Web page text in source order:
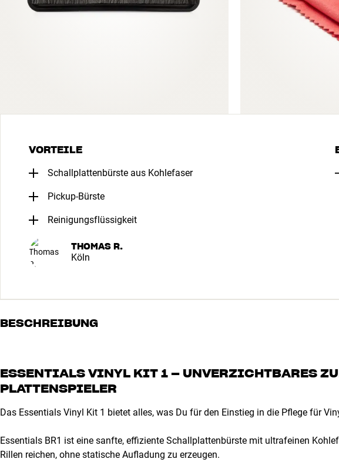
VORTEILE
Schallplattenbürste aus Kohlefaser
Pickup-Bürste
Reinigungsflüssigkeit
THOMAS R.
Köln
BESCHREIBUNG
ESSENTIALS VINYL KIT 1 – UNVERZICHTBARES
PLATTENSPIELER
Das Essentials Vinyl Kit 1 bietet alles, was Du für den Einstieg in die Pflege für
Essentials BR1 ist eine sanfte, effiziente Schallplattenbürste mit ultrafeinen
Rillen reichen, ohne statische Aufladung zu erzeugen.